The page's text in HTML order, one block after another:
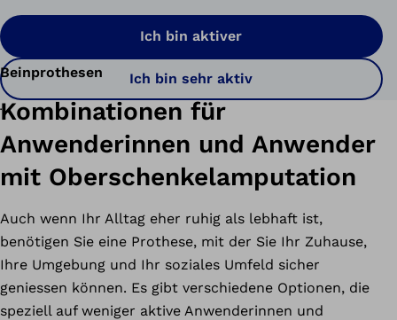
Ich bin aktiver
Ich bin sehr aktiv
Beinprothesen
Kombinationen für
Anwenderinnen und Anwender
mit Oberschenkelamputation
Auch wenn Ihr Alltag eher ruhig als lebhaft ist,
benötigen Sie eine Prothese, mit der Sie Ihr Zuhause,
Ihre Umgebung und Ihr soziales Umfeld sicher
geniessen können. Es gibt verschiedene Optionen, die
speziell auf weniger aktive Anwenderinnen und